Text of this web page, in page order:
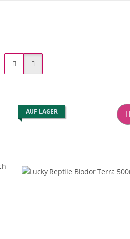
AUF LAGER